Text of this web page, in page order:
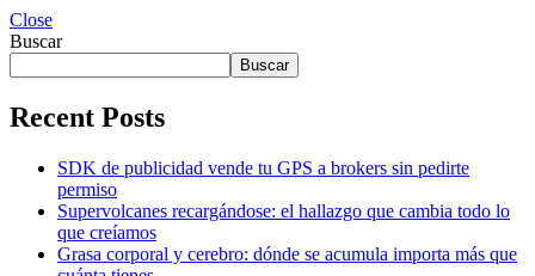
Close
Buscar
Buscar
Recent Posts
SDK de publicidad vende tu GPS a brokers sin pedirte
permiso
Supervolcanes recargándose: el hallazgo que cambia todo lo
que creíamos
Grasa corporal y cerebro: dónde se acumula importa más que